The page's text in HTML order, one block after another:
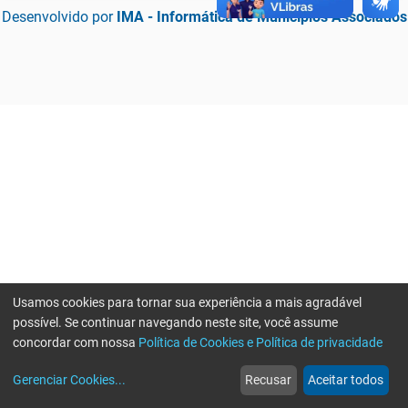
Desenvolvido por IMA - Informática de Municípios Associados
web
Notícias
more_horiz
Mais
Usamos cookies para tornar sua experiência a mais agradável
possível. Se continuar navegando neste site, você assume
concordar com nossa Política de Cookies e Política de privacidade
Gerenciar Cookies... Recusar Aceitar todos
Erro ao enviar informações, por favor tente novamente